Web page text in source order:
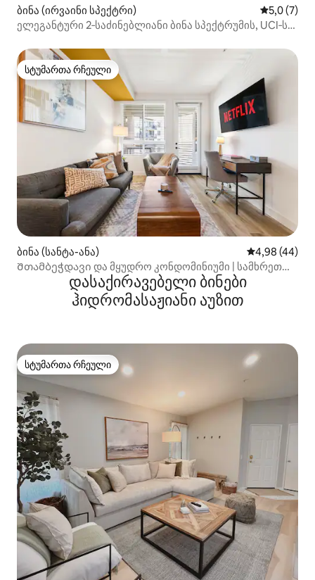
ბინა (ირვაინი სპექტრი) საშუალო
5,0 (7)
ელეგანტური 2‑საძინებლიანი ბინა სპექტრუმის, UCI‑სა
სტუმართა რჩეული
სტუმართა რჩეული
ბინა (სანტა-ანა) საშუალო
4,98 (44)
Შთამბეჭდავი და მყუდრო კონდომინიუმი | სამხრეთ
სანაპირო | მინები ირვაინში
დასაქირავებელი ბინები
ჰიდრომასაჟიანი აუზით
სტუმართა რჩეული
სტუმართა რჩეული